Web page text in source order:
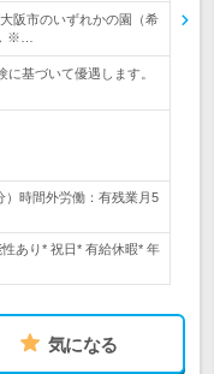
阪市のいずれかの園（希
※…
基づいて優遇します。
）時間外労働：有残業月5
あり* 祝日* 有給休暇* 年
気になる